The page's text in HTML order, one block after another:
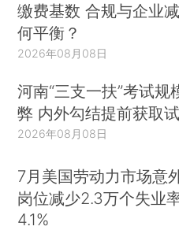
缴费基数 合规与企业
何平衡？
2026年08月08日
河南“三支一扶”考试规
弊 内外勾结提前获取
2026年08月08日
7月美国劳动力市场意
岗位减少2.3万个失业
4.1%